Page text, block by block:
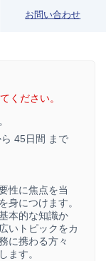
お問い合わせ
ください。
45日間 まで
性に焦点を当
身につけます。
本的な知識か
いトピックをカ
に携わる方々
ます。